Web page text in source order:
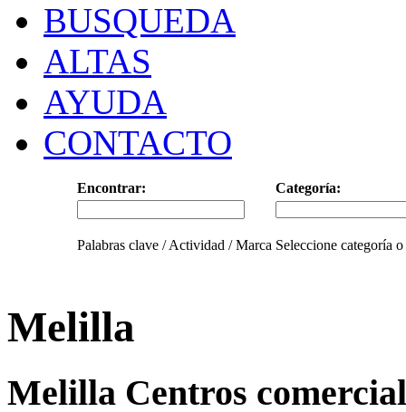
BUSQUEDA
ALTAS
AYUDA
CONTACTO
Encontrar: Categoría:
Palabras clave / Actividad / Marca Seleccione categoría
Melilla
Melilla Centros